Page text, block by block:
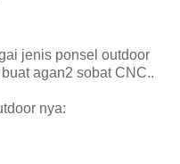
jenis ponsel outdoor
agan2 sobat CNC..
nya: